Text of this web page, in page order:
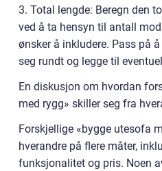
3. Total lengde: Beregn den
ved å ta hensyn til antall
ønsker å inkludere. Pass på
seg rundt og legge til
En diskusjon om hvordan
med rygg» skiller seg fra
Forskjellige «bygge utesofa
hverandre på flere måter,
funksjonalitet og pris. Noen